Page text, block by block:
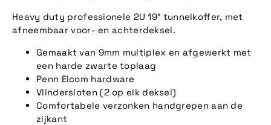
Heavy duty professionele 2U 19″ tunnelkoffer, met
afneembaar voor- en achterdeksel.
Gemaakt van 9mm multiplex en afgewerkt met
een harde zwarte toplaag
Penn Elcom hardware
Vlindersloten (2 op elk deksel)
Comfortabele verzonken handgrepen aan de
zijkant